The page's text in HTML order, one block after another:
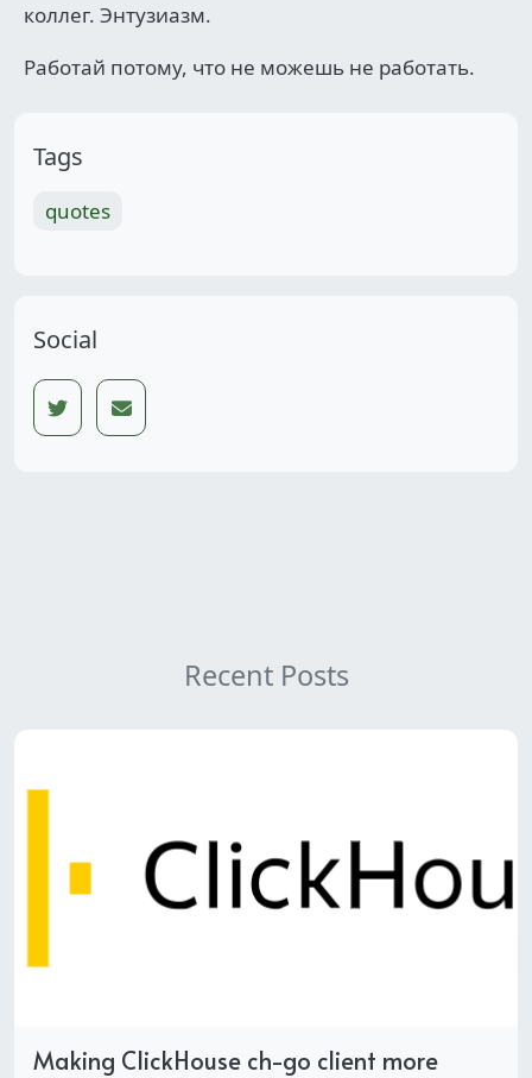
коллег. Энтузиазм.
Работай потому, что не можешь не работать.
Tags
quotes
Social
Recent Posts
Making ClickHouse ch-go client more